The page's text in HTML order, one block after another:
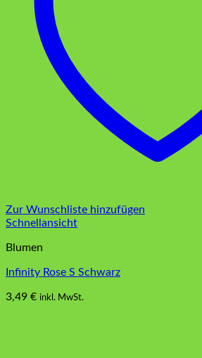
Zur Wunschliste hinzufügen
Schnellansicht
Blumen
Infinity Rose S Schwarz
3,49 € inkl. MwSt.